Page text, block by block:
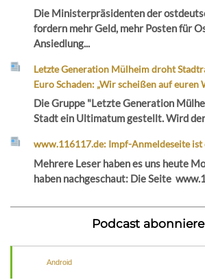
Die Ministerpräsidenten der
fordern mehr Geld, mehr Posten für
Ansiedlung...
Letzte Generation Mülheim droht
Euro Schaden: „Wir scheißen auf euren
Die Gruppe "Letzte Generation
Stadt ein Ultimatum gestellt. Wird
www.116117.de: Impf-Anmeldeseite ist
Mehrere Leser haben es uns heute
haben nachgeschaut: Die Seite
Podcast
Android